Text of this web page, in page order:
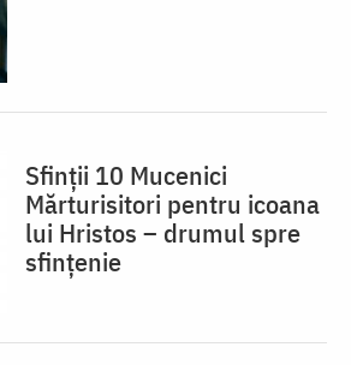
Sfinții 10 Mucenici
Mărturisitori pentru icoana
lui Hristos – drumul spre
sfințenie